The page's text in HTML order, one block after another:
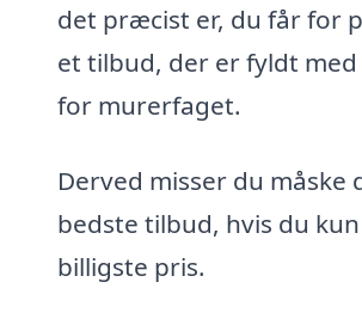
det præcist er, du får for
et tilbud, der er fyldt
for murerfaget.
Derved misser du måske
bedste tilbud, hvis du
billigste pris.